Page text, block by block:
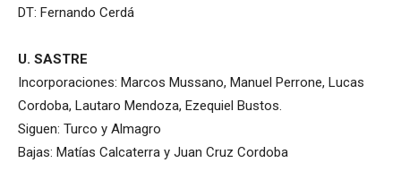
DT: Fernando Cerdá
U. SASTRE
Incorporaciones: Marcos Mussano, Manuel Perrone, Lucas
Cordoba, Lautaro Mendoza, Ezequiel Bustos.
Siguen: Turco y Almagro
Bajas: Matías Calcaterra y Juan Cruz Cordoba